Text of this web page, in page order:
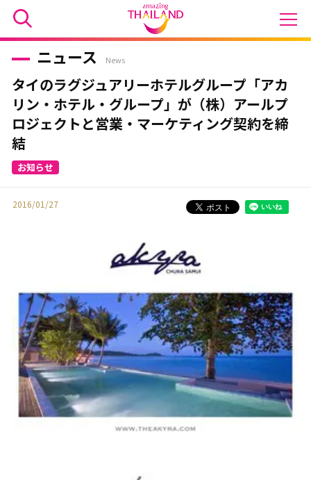
ニュース News
タイのラグジュアリーホテルグループ「アカ
リン・ホテル・グループ」が（株）アールプ
ロジェクトと営業・マーケティング契約を締
結
2016/01/27